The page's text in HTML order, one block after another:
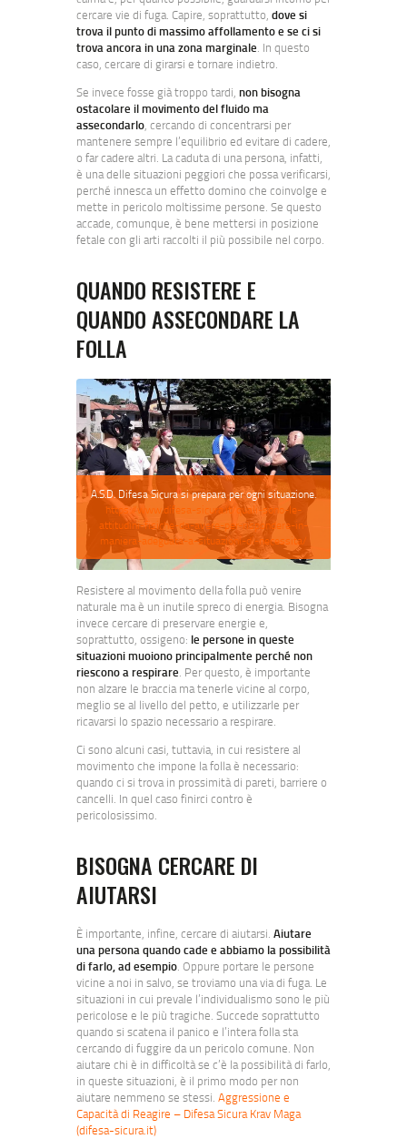
cercare vie di fuga. Capire, soprattutto, dove si
trova il punto di massimo affollamento e se ci si
trova ancora in una zona marginale. In questo
caso, cercare di girarsi e tornare indietro.
Se invece fosse già troppo tardi, non bisogna
ostacolare il movimento del fluido ma
assecondarlo, cercando di concentrarsi per
mantenere sempre l’equilibrio ed evitare di cadere,
o far cadere altri. La caduta di una persona, infatti,
è una delle situazioni peggiori che possa verificarsi,
perché innesca un effetto domino che coinvolge e
mette in pericolo moltissime persone. Se questo
accade, comunque, è bene mettersi in posizione
fetale con gli arti raccolti il più possibile nel corpo.
QUANDO RESISTERE E
QUANDO ASSECONDARE LA
FOLLA
A.S.D. Difesa Sicura si prepara per ogni situazione.
https://www.difesa-sicura.it/quali-sono-le-
attitudini-fisiche-da-avere-per-rispondere-in-
maniera-adeguata-a-situazioni-di-necessita/
Resistere al movimento della folla può venire
naturale ma è un inutile spreco di energia. Bisogna
invece cercare di preservare energie e,
soprattutto, ossigeno: le persone in queste
situazioni muoiono principalmente perché non
riescono a respirare. Per questo, è importante
non alzare le braccia ma tenerle vicine al corpo,
meglio se al livello del petto, e utilizzarle per
ricavarsi lo spazio necessario a respirare.
Ci sono alcuni casi, tuttavia, in cui resistere al
movimento che impone la folla è necessario:
quando ci si trova in prossimità di pareti, barriere o
cancelli. In quel caso finirci contro è
pericolosissimo.
BISOGNA CERCARE DI
AIUTARSI
È importante, infine, cercare di aiutarsi. Aiutare
una persona quando cade e abbiamo la possibilità
di farlo, ad esempio. Oppure portare le persone
vicine a noi in salvo, se troviamo una via di fuga. Le
situazioni in cui prevale l’individualismo sono le più
pericolose e le più tragiche. Succede soprattutto
quando si scatena il panico e l’intera folla sta
cercando di fuggire da un pericolo comune. Non
aiutare chi è in difficoltà se c’è la possibilità di farlo,
in queste situazioni, è il primo modo per non
aiutare nemmeno se stessi. Aggressione e
Capacità di Reagire – Difesa Sicura Krav Maga
(difesa-sicura.it)